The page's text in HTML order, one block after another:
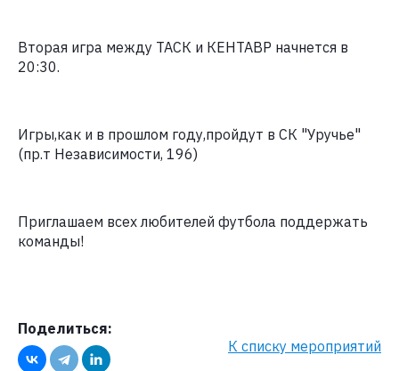
Вторая игра между ТАСК и КЕНТАВР начнется в
20:30.
Игры,как и в прошлом году,пройдут в СК "Уручье"
(пр.т Независимости, 196)
Приглашаем всех любителей футбола поддержать
команды!
Поделиться:
К списку мероприятий